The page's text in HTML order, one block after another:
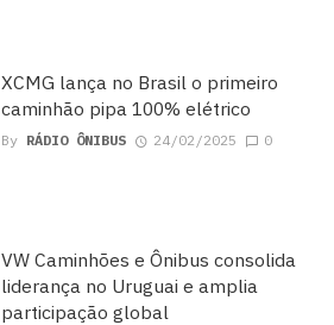
XCMG lança no Brasil o primeiro
caminhão pipa 100% elétrico
By RÁDIO ÔNIBUS 24/02/2025 0
VW Caminhões e Ônibus consolida
liderança no Uruguai e amplia
participação global